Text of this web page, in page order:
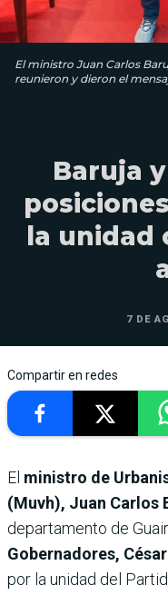
El ministro Juan Carlos
reunieron y dieron el
Baruja
la unidad
7 DE
Compartir en redes
El ministro de
(Muvh), Juan Carlos
departamento de
Gobernadores,
por la unidad del